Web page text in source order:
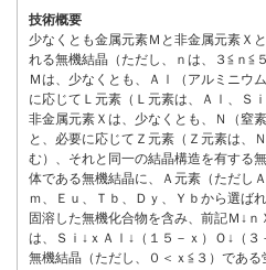
技術概要
少なくとも金属元素Ｍと非金属元素Ｘ
れる無機結晶（ただし、ｎは、３≦ｎ≦
Ｍは、少なくとも、Ａｌ（アルミニウ
に応じてＬ元素（Ｌ元素は、Ａｌ、Ｓ
非金属元素Ｘは、少なくとも、Ｎ（窒
と、必要に応じてＺ元素（Ｚ元素は、
む）、それと同一の結晶構造を有する
体である無機結晶に、Ａ元素（ただし
ｍ、Ｅｕ、Ｔｂ、Ｄｙ、Ｙｂから選ば
固溶した無機化合物を含み、前記Ｍ↓
は、Ｓｉ↓ｘＡｌ↓（１５－ｘ）Ｏ↓（
無機結晶（ただし、０＜ｘ≦３）である